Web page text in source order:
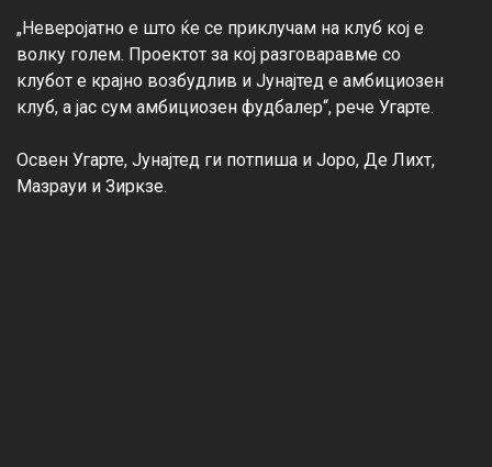
„Неверојатно е што ќе се приклучам на клуб кој е
волку голем. Проектот за кој разговаравме со
клубот е крајно возбудлив и Јунајтед е амбициозен
клуб, а јас сум амбициозен фудбалер“, рече Угарте.
Освен Угарте, Јунајтед ги потпиша и Јоро, Де Лихт,
Мазрауи и Зиркзе.